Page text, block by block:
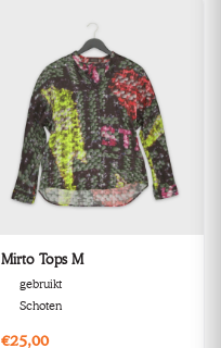
Mirto Tops M
gebruikt
Schoten
€25,00